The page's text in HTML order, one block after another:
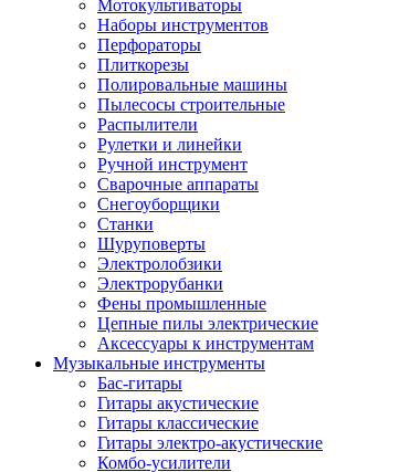
Мотокультиваторы
Наборы инструментов
Перфораторы
Плиткорезы
Полировальные машины
Пылесосы строительные
Распылители
Рулетки и линейки
Ручной инструмент
Сварочные аппараты
Снегоуборщики
Станки
Шуруповерты
Электролобзики
Электрорубанки
Фены промышленные
Цепные пилы электрические
Аксессуары к инструментам
Музыкальные инструменты
Бас-гитары
Гитары акустические
Гитары классические
Гитары электро-акустические
Комбо-усилители